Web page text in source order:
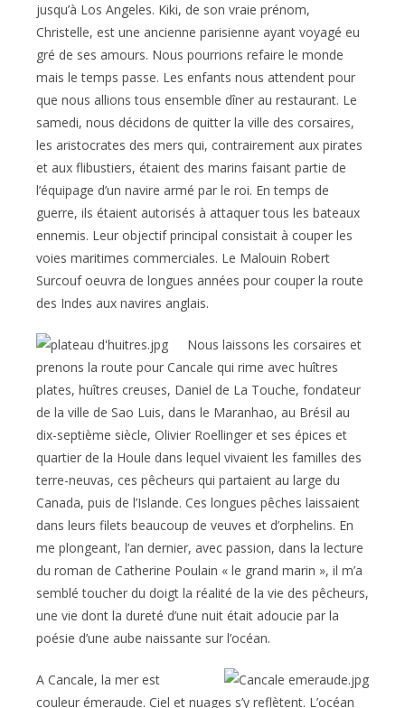
jusqu’à Los Angeles. Kiki, de son vraie prénom,
Christelle, est une ancienne parisienne ayant voyagé eu
gré de ses amours. Nous pourrions refaire le monde
mais le temps passe. Les enfants nous attendent pour
que nous allions tous ensemble dîner au restaurant. Le
samedi, nous décidons de quitter la ville des corsaires,
les aristocrates des mers qui, contrairement aux pirates
et aux flibustiers, étaient des marins faisant partie de
l’équipage d’un navire armé par le roi. En temps de
guerre, ils étaient autorisés à attaquer tous les bateaux
ennemis. Leur objectif principal consistait à couper les
voies maritimes commerciales. Le Malouin Robert
Surcouf oeuvra de longues années pour couper la route
des Indes aux navires anglais.
Nous laissons les corsaires et
prenons la route pour Cancale qui rime avec huîtres
plates, huîtres creuses, Daniel de La Touche, fondateur
de la ville de Sao Luis, dans le Maranhao, au Brésil au
dix-septième siècle, Olivier Roellinger et ses épices et
quartier de la Houle dans lequel vivaient les familles des
terre-neuvas, ces pêcheurs qui partaient au large du
Canada, puis de l’Islande. Ces longues pêches laissaient
dans leurs filets beaucoup de veuves et d’orphelins. En
me plongeant, l’an dernier, avec passion, dans la lecture
du roman de Catherine Poulain « le grand marin », il m’a
semblé toucher du doigt la réalité de la vie des pêcheurs,
une vie dont la dureté d’une nuit était adoucie par la
poésie d’une aube naissante sur l’océan.
A Cancale, la mer est
couleur émeraude. Ciel et nuages s’y reflètent. L’océan